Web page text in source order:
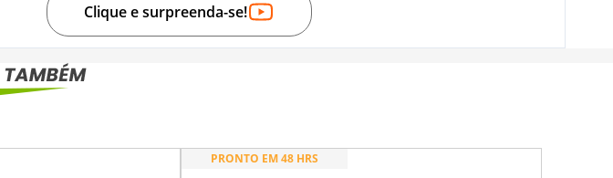
Clique e surpreenda-se!
PRONTO EM 48 HRS